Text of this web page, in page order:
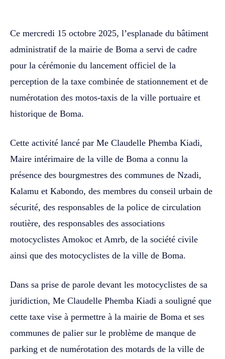
Ce mercredi 15 octobre 2025, l’esplanade du bâtiment
administratif de la mairie de Boma a servi de cadre
pour la cérémonie du lancement officiel de la
perception de la taxe combinée de stationnement et de
numérotation des motos-taxis de la ville portuaire et
historique de Boma.
Cette activité lancé par Me Claudelle Phemba Kiadi,
Maire intérimaire de la ville de Boma a connu la
présence des bourgmestres des communes de Nzadi,
Kalamu et Kabondo, des membres du conseil urbain de
sécurité, des responsables de la police de circulation
routière, des responsables des associations
motocyclistes Amokoc et Amrb, de la société civile
ainsi que des motocyclistes de la ville de Boma.
Dans sa prise de parole devant les motocyclistes de sa
juridiction, Me Claudelle Phemba Kiadi a souligné que
cette taxe vise à permettre à la mairie de Boma et ses
communes de palier sur le problème de manque de
parking et de numérotation des motards de la ville de